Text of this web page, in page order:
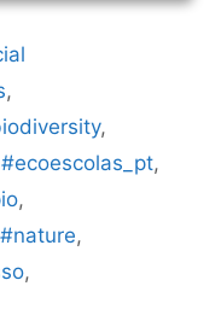
,
,
#ecoescolas_pt,
,
#nature,
,